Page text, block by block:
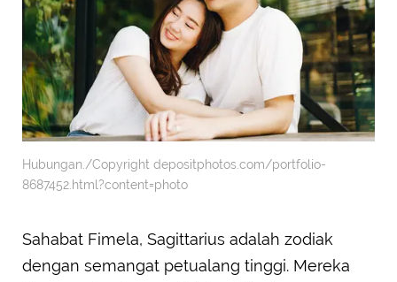
Hubungan./Copyright depositphotos.com/portfolio-
8687452.html?content=photo
Sahabat Fimela, Sagittarius adalah zodiak
dengan semangat petualang tinggi. Mereka